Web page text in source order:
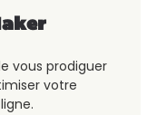
vous prodiguer
votre